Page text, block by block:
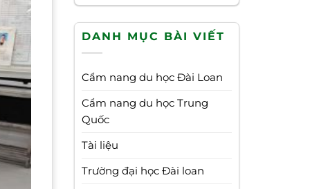
DANH MỤC BÀI VIẾT
Cẩm nang du học Đài Loan
Cẩm nang du học Trung
Quốc
Tài liệu
Trường đại học Đài loan